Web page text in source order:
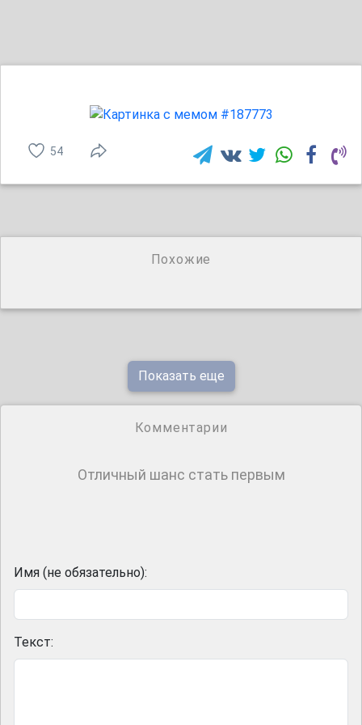
54
Похожие
Показать еще
Комментарии
Отличный шанс стать первым
Имя (не обязательно):
Текст: